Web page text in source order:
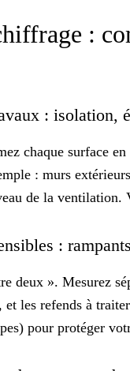
:
: isolation,
chaque surface
: murs
de la
:
deux ». Mesurez
les refends à
pour protéger